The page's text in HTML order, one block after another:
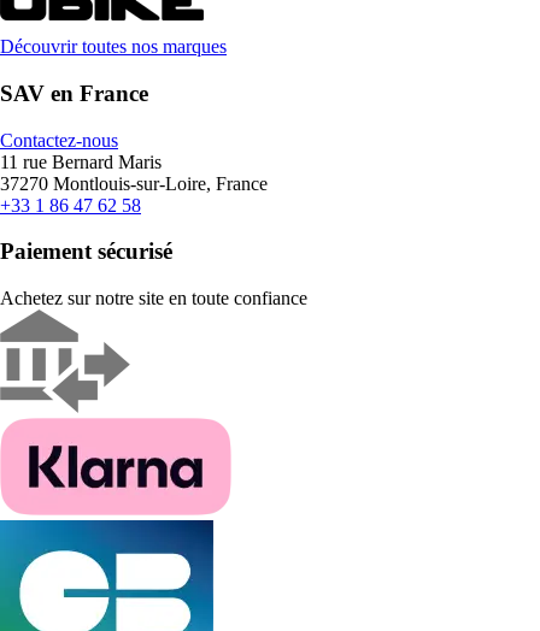
Découvrir toutes nos marques
SAV en France
Contactez-nous
11 rue Bernard Maris
37270 Montlouis-sur-Loire, France
+33 1 86 47 62 58
Paiement sécurisé
Achetez sur notre site en toute confiance